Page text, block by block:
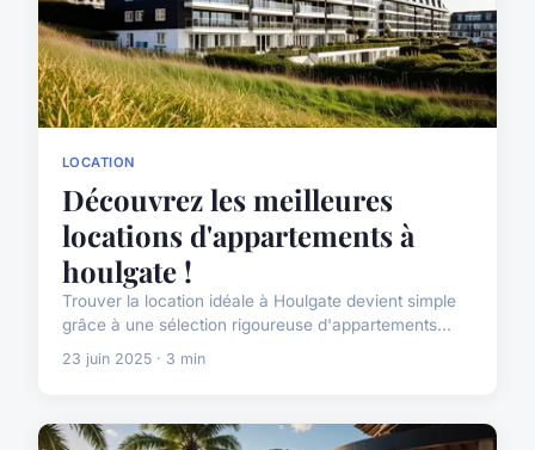
LOCATION
Découvrez les meilleures
locations d'appartements à
houlgate !
Trouver la location idéale à Houlgate devient simple
grâce à une sélection rigoureuse d'appartements...
23 juin 2025 · 3 min